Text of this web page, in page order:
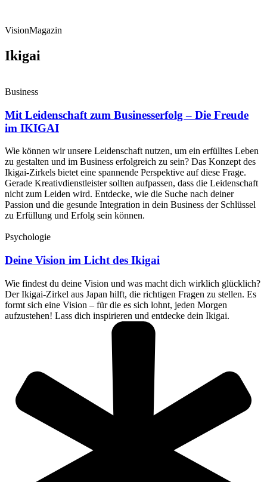
VisionMagazin
Ikigai
Business
Mit Leidenschaft zum Businesserfolg – Die Freude
im IKIGAI
Wie können wir unsere Leidenschaft nutzen, um ein erfülltes Leben
zu gestalten und im Business erfolgreich zu sein? Das Konzept des
Ikigai-Zirkels bietet eine spannende Perspektive auf diese Frage.
Gerade Kreativdienstleister sollten aufpassen, dass die Leidenschaft
nicht zum Leiden wird. Entdecke, wie die Suche nach deiner
Passion und die gesunde Integration in dein Business der Schlüssel
zu Erfüllung und Erfolg sein können.
Psychologie
Deine Vision im Licht des Ikigai
Wie findest du deine Vision und was macht dich wirklich glücklich?
Der Ikigai-Zirkel aus Japan hilft, die richtigen Fragen zu stellen. Es
formt sich eine Vision – für die es sich lohnt, jeden Morgen
aufzustehen! Lass dich inspirieren und entdecke dein Ikigai.